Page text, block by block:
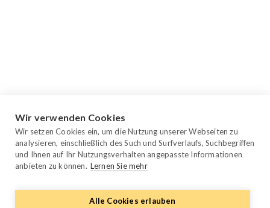
Wir verwenden Cookies
Wir setzen Cookies ein, um die Nutzung unserer Webseiten zu
analysieren, einschließlich des Such und Surfverlaufs, Suchbegriffen
und Ihnen auf Ihr Nutzungsverhalten angepasste Informationen
anbieten zu können. Lernen Sie mehr
Alle Cookies erlauben